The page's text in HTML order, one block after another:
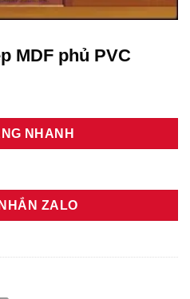
MDF phủ PVC
NHANH
ZALO